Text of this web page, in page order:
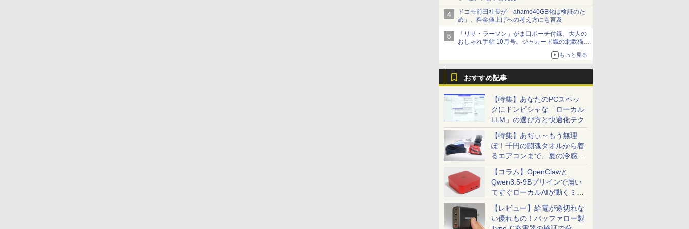
ドコモ前田社長が「ahamo40GB化は検証のた
め」、料金値上げへの考え方にも言及
「リサ・ラーソン」がま口ポーチ付録、大人の
おしゃれ手帖 10月号。ジャカード織の北欧猫デ
もっと見る
おすすめ記事
【特集】あなたのPCスペッ
クにドンピシャな「ローカル
LLM」の選び方と快適化テク
【特集】あぢぃ～もう無理
ぽ！千円の闘魂タオルから着
るエアコンまで、夏の冷感グ
ッズ一挙紹介
【コラム】OpenClawと
Qwen3.5-9Bプリインで届い
てすぐローカルAIが動くミニ
PC「SER9 Pro」
【レビュー】給電が途切れな
い優れもの！バッファロー製